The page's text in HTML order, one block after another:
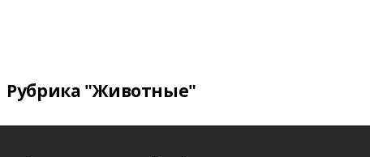
Рубрика "Животные"